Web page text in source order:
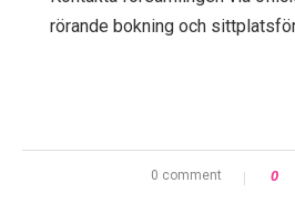
rörande bokning och
0 comment 0